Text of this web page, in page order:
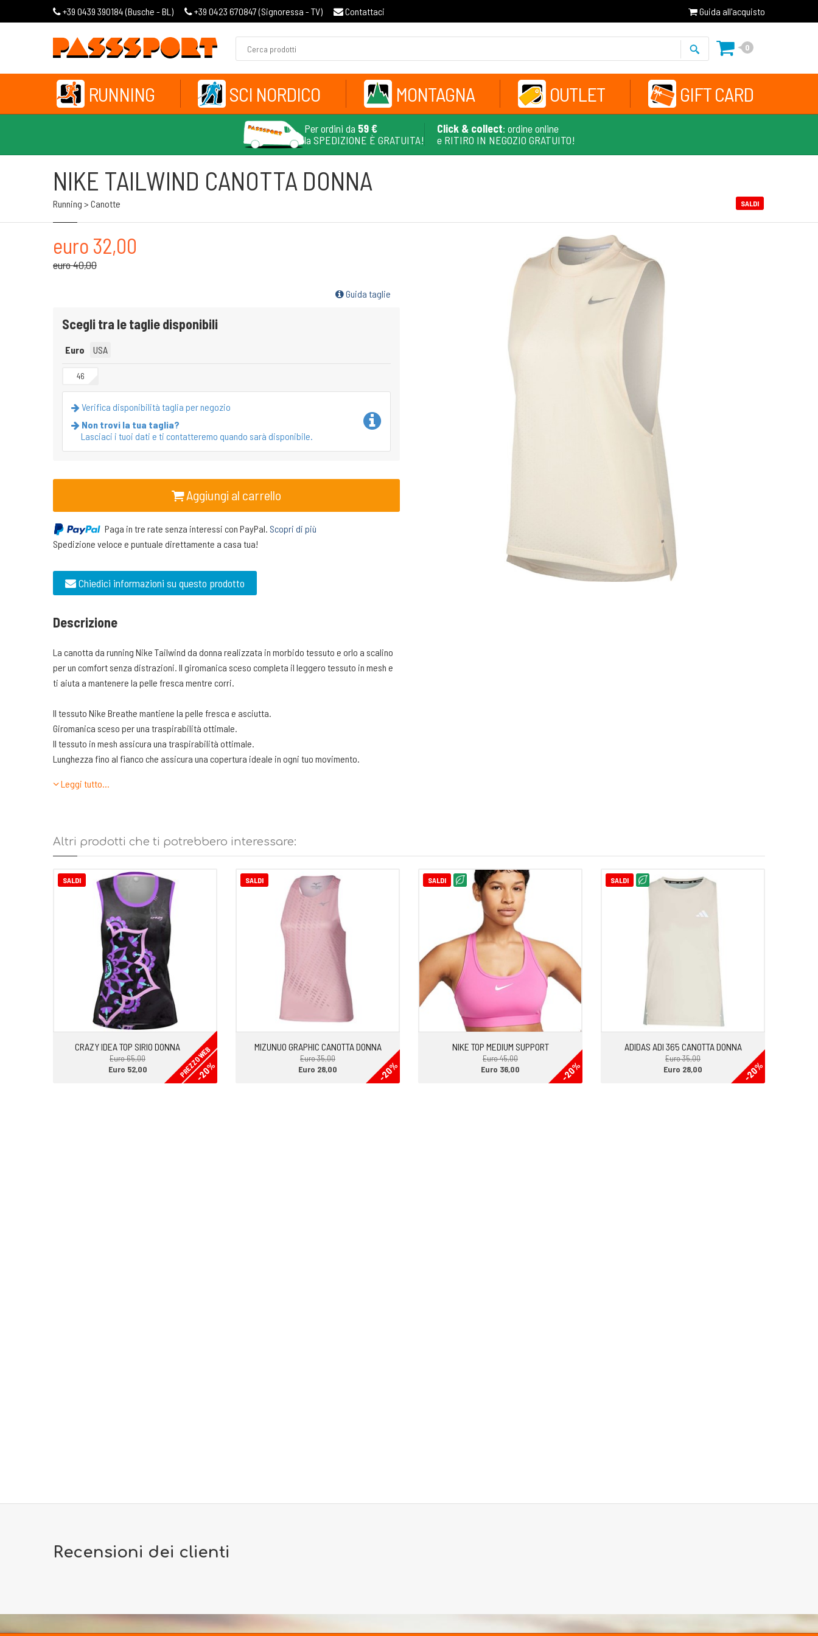
+39 0439 390184 (Busche - BL ) +39 0423 670847 (Signoressa - TV) Contattaci Guida all'acquisto
0
RUNNING SCI NORDICO MONTAGNA OUTLET GIFT CARD
Per ordini da 59 €
la SPEDIZIONE È GRATUITA!
Click & collect: ordine online
e RITIRO IN NEGOZIO GRATUITO!
NIKE TAILWIND CANOTTA DONNA
Running > Canotte SALDI
euro 32,00
euro 40,00
Guida taglie
Scegli tra le taglie disponibili
Euro USA
46
Verifica disponibilità taglia per negozio
Non trovi la tua taglia?
Lasciaci i tuoi dati e ti contatteremo quando sarà disponibile.
Aggiungi al carrello
Paga in tre rate senza interessi con PayPal. Scopri di più
Spedizione veloce e puntuale direttamente a casa tua!
Chiedici informazioni su questo prodotto
Descrizione
La canotta da running Nike Tailwind da donna realizzata in morbido tessuto e orlo a scalino
per un comfort senza distrazioni. Il giromanica sceso completa il leggero tessuto in mesh e
ti aiuta a mantenere la pelle fresca mentre corri.
Il tessuto Nike Breathe mantiene la pelle fresca e asciutta.
Giromanica sceso per una traspirabilità ottimale.
Il tessuto in mesh assicura una traspirabilità ottimale.
Lunghezza fino al fianco che assicura una copertura ideale in ogni tuo movimento.
Il design a girocollo copre senza limitare i movimenti.
Leggi tutto…
Altri prodotti che ti potrebbero interessare:
SALDI
CRAZY IDEA TOP SIRIO DONNA
Euro 65,00
-20%
PREZZO WEB
Euro 52,00
SALDI
MIZUNUO GRAPHIC CANOTTA DONNA
Euro 35,00
-20%
Euro 28,00
SALDI
NIKE TOP MEDIUM SUPPORT
Euro 45,00
-20%
Euro 36,00
SALDI
ADIDAS ADI 365 CANOTTA DONNA
Euro 35,00
-20%
Euro 28,00
Recensioni dei clienti